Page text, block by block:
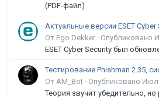
(PDF-файл)
Актуальные версии ESET Cyber
От Ego Dekker · Опубликовано
ESET Cyber Security был
От AM_Bot · Опубликовано
Теория звучит убедительно,